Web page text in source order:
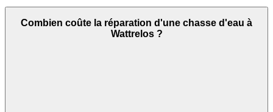
Combien coûte la réparation d'une chasse d'eau à
Wattrelos ?